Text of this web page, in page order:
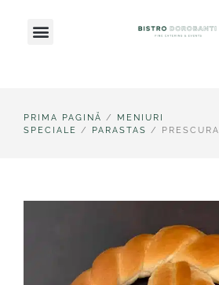
content
Meniu
PRIMA PAGINĂ / MENIURI
SPECIALE / PARASTAS / PRESCURA